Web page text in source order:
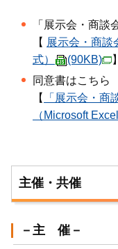
「展示会・商談
【 展示会・商談
式）
(90KB)
】
同意書はこちら
【
「展示会・商
（Microsoft
主催・共催
－主 催－